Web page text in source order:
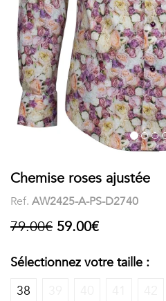
Col
Stand-
up
Voir
LES
IMPRIMÉES
Faune
&
Flore
courtes
POLOS
FEMME
Imprimés
Chaussettes
Boxers
Accessoires
Chemise roses ajustée
Ref. AW2425-A-PS-D2740
79.00€ 59.00€
Sélectionnez votre taille :
38